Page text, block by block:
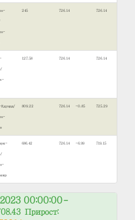
245 726.14 726.14
127.58 726.14 726.14
Едуард/ 809.22 726.14 -0.85 725.29
686.42 726.14 -6.99 719.15
00:00:00–
Прирост: